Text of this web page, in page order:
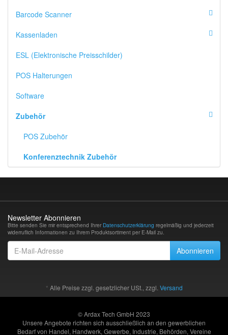
Barcode Scanner
Kassenladen
ESL (Elektronische Preisschilder)
POS Halterungen
Software
Zubehör
POS Zubehör
Konferenztechnik Zubehör
Newsletter Abonnieren
Bitte senden Sie mir entsprechend Ihrer Datenschutzerklärung regelmäßig und jederzeit
widerruflich Informationen zu Ihrem Produktsortiment per E-Mail zu.
E-
Mail-
Adresse
Abonnieren
* Alle Preise zzgl. gesetzlicher USt., zzgl. Versand
© Ardax Tech GmbH 2023
Unsere Angebote richten sich ausschließlich an den gewerblichen
Bedarf von Handel, Handwerk, Gewerbe, Industrie, Behörden, Vereine